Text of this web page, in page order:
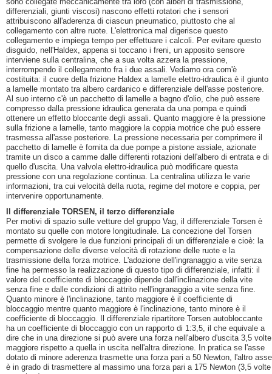
differenziali, giunti viscosi) nascono effetti rotatori che i sensori
attribuiscono all'aderenza di ciascun pneumatico, piuttosto che al
collegamento con altre ruote. L'elettronica mal digerisce questo
collegamento e impiega tempo per effettuare i calcoli. Per evitare questo
disguido, nell'Haldex, appena si toccano i freni, un apposito sensore
interviene sulla centralina, che a sua volta azzera la pressione,
interrompendo il collegamento fra i due assali. Vediamo ora com'è
costituita: il cuore della frizione Haldex a lamelle elettro-idraulica è il giunto
a lamelle montato tra albero cardanico e differenziale dell'asse posteriore.
Al suo interno c'è un pacchetto di lamelle a bagno d'olio, che può essere
compresso dalla pressione idraulica generata da una pompa e quindi
ottenere un effetto bloccante degli assali. Quanto maggiore è la pressione
sulla frizione a lamelle, tanto maggiore la coppia motrice che può essere
trasmessa all'asse posteriore. La pressione necessaria per comprimere il
pacchetto di lamelle è fornita da due pompe a pistone assiale, azionate
tramite un disco a camme dalle differenti rotazioni dell'albero di entrata e di
quello d'uscita. Una valvola elettro-idraulica può modificare questa
pressione con una regolazione continua. La centralina utilizza le varie
informazioni, tra cui velocità della ruota, regime del motore e coppia, per
intervenire opportunamente.
Il differenziale TORSEN, il terzo differenziale
Per motivi di spazio sulle vetture del gruppo Vag, il differenziale Torsen è
montato su quelle con motore longitudinale. La concezione del Torsen
permette di svolgere le due funzioni principali di un differenziale e cioè: la
compensazione delle diverse velocità di rotazione delle ruote e la
trasmissione della forza motrice. L'adozione dell'ingranaggio a vite senza
fine ha permesso la realizzazione di questo tipo di differenziale, infatti: il
valore del coefficiente di bloccaggio dipende dall'inclinazione della vite
senza fine e dalle condizioni di attrito nell'ingranaggio a vite senza fine.
Quanto minore è l'inclinazione, tanto maggiore è il coefficiente di
bloccaggio mentre quanto maggiore è l'inclinazione, tanto minore è il
coefficiente di bloccaggio. Il differenziale ripartitore Torsen autobloccante
ha un coefficiente di bloccaggio con un rapporto di 1:3,5, il che equivale a
dire che in una direzione si può avere una forza nell'albero d'uscita 3,5 volte
maggiore rispetto a quella in uscita nell'altra direzione. In pratica se l'asse
dotato di minore aderenza trasmette una forza pari a 50 Newton, l'altro asse
è in grado di trasmettere al massimo una forza pari a 175 Newton (3,5 volte